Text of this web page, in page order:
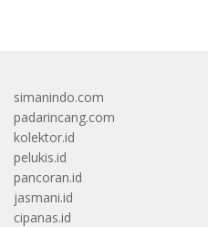
simanindo.com
padarincang.com
kolektor.id
pelukis.id
pancoran.id
jasmani.id
cipanas.id